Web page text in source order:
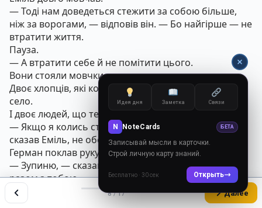
— Тоді нам доведеться стежити за собою більше,
ніж за ворогами, — відповів він. — Бо найгірше — не
втратити життя.
Пауза.
— А втратити себе й не помітити цього.
Вони стояли мовчки.
Двоє хлопців, які колись билися палицями за своє
село.
І двоє людей, що тепер вирішували долі інших.
— Якщо я колись стану тим, кого ненавидів, —
сказав Еміль, не обертаючись, — зупини мене.
Герман поклав руку йому на плече.
— Зупиню, — сказав він. — А якщо не зможу — піду
разом з тобою.
Ці слова були важчі за клятву.
Еміль кивнув.
8 / 17 Далее
Идея дня Заметка Связи
N NoteCards БЕТА
Записывай мысли в карточки.
Строй личную карту знаний.
Бесплатно · 30 сек Открыть